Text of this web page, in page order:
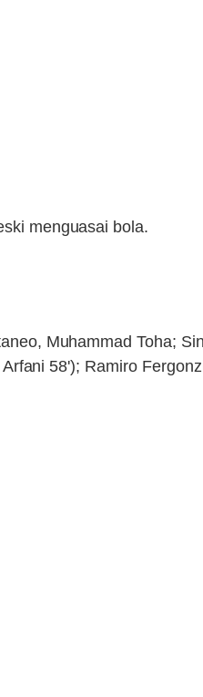
menguasai bola.
Muhammad Toha;
58'); Ramiro